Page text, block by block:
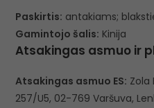
Paskirtis: antakiams;
Gamintojo šalis: Kinija
Atsakingas asmuo ir
Atsakingas asmuo ES: Zola
257/U5, 02-769 Varšuva,